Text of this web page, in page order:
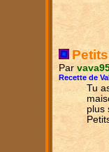
Par
Recette de
Tu
plus